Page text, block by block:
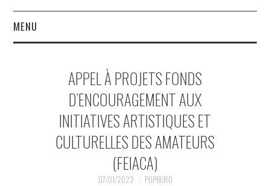
MENU
MUSIQUESACTUELLES.NET
GABBA GABBA HEY !
LES LABELS
APPEL À PROJETS FONDS
D’ENCOURAGEMENT AUX
INITIATIVES ARTISTIQUES ET
CULTURELLES DES AMATEURS
(FEIACA)
07/01/2022 POPBURO